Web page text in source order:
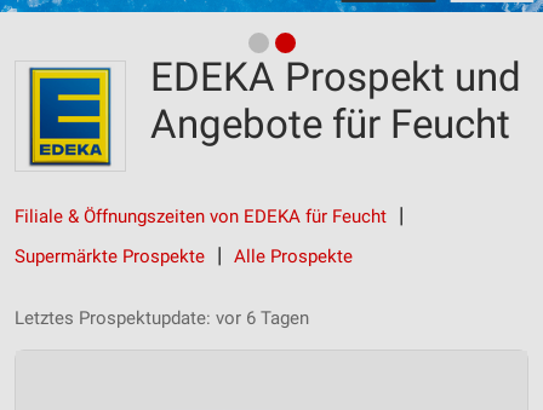
EDEKA Prospekt und
Angebote für Feucht
Filiale & Öffnungszeiten von EDEKA für Feucht
Supermärkte Prospekte
Alle Prospekte
Letztes Prospektupdate: vor 6 Tagen